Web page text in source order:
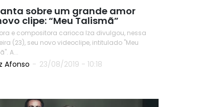
sobre um grande amor
clipe: “Meu Talismã”
e compositora carioca Iza divulgou, nessa
(23), seu novo videoclipe, intitulado "Meu
Talismã". A...
Afonso - 23/08/2019 - 10:18